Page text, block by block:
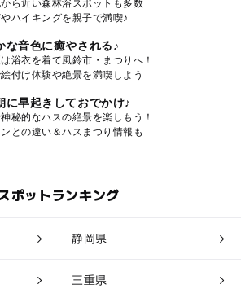
ら近い森林浴スポットも多数
ハイキングを親子で満喫♪
な音色に癒やされる♪
浴衣を着て風鈴市・まつりへ！
付け体験や絶景を満喫しよう
に早起きしておでかけ♪
秘的なハスの絶景を楽しもう！
との違い＆ハスまつり情報も
ポットランキング
静岡県
三重県